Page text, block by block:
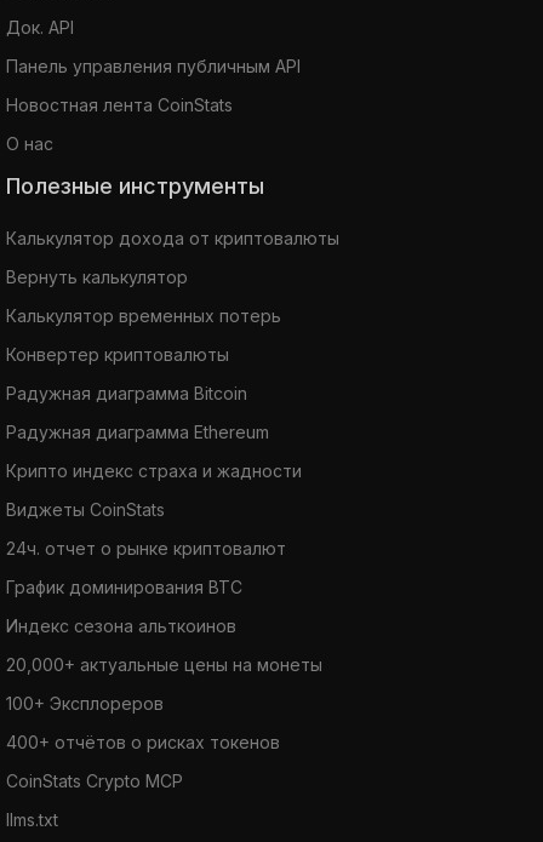
Док. API
Панель управления публичным API
Новостная лента CoinStats
О нас
Полезные инструменты
Калькулятор дохода от криптовалюты
Вернуть калькулятор
Калькулятор временных потерь
Конвертер криптовалюты
Радужная диаграмма Bitcoin
Радужная диаграмма Ethereum
Крипто индекс страха и жадности
Виджеты CoinStats
24ч. отчет о рынке криптовалют
График доминирования BTC
Индекс сезона альткоинов
20,000+ актуальные цены на монеты
100+ Эксплореров
400+ отчётов о рисках токенов
CoinStats Crypto MCP
llms.txt